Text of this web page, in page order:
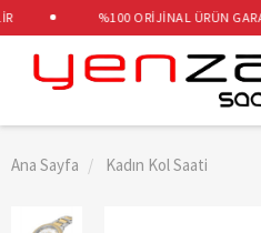
%100 ORİJİNAL ÜRÜN
Ana Sayfa Kadın Kol Saati